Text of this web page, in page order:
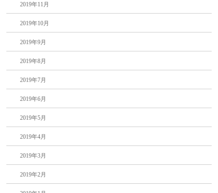
2019年11月
2019年10月
2019年9月
2019年8月
2019年7月
2019年6月
2019年5月
2019年4月
2019年3月
2019年2月